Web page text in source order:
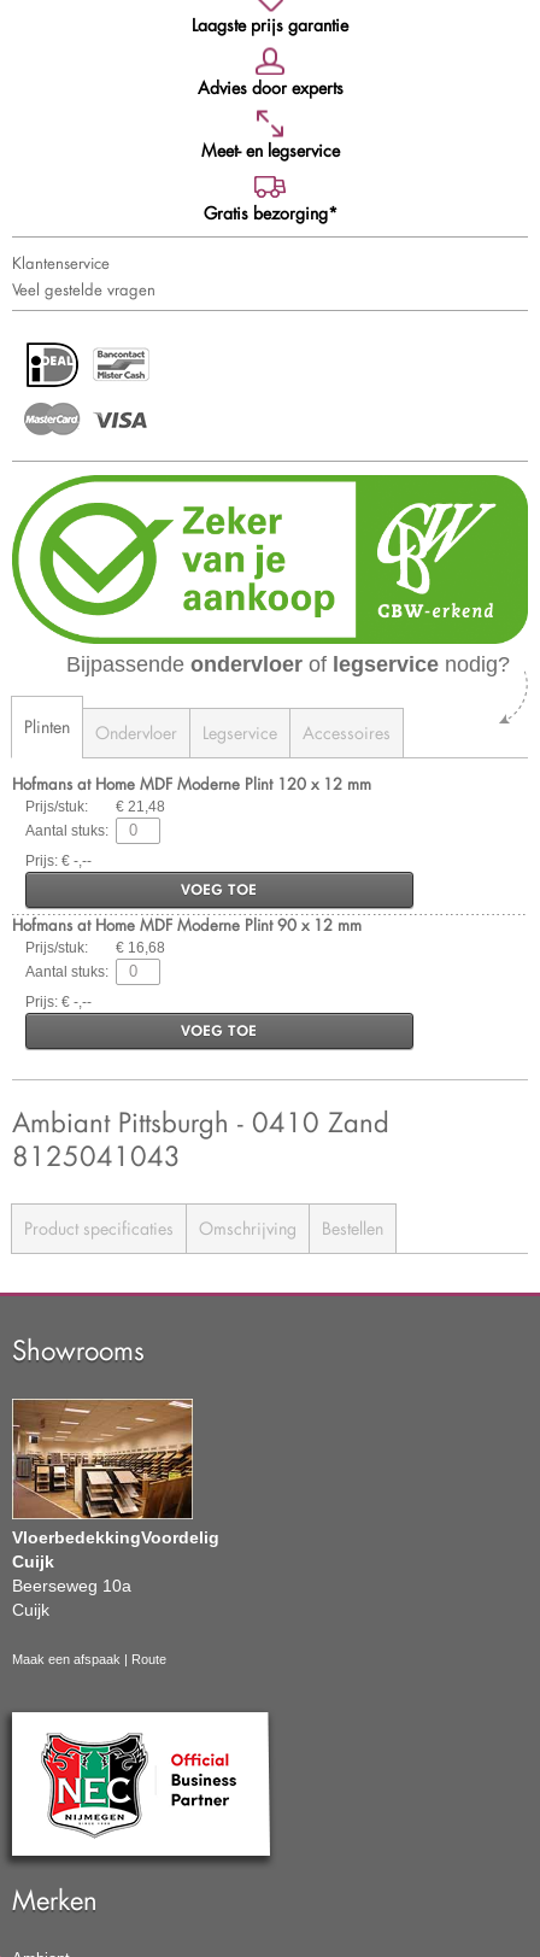
Laagste prijs garantie
Advies door experts
Meet- en legservice
Gratis bezorging*
Klantenservice
Veel gestelde vragen
Bijpassende ondervloer of legservice nodig?
Plinten Ondervloer Legservice Accessoires
Hofmans at Home MDF Moderne Plint 120 x 12 mm
Prijs/stuk:
€ 21,48
Aantal stuks:
Prijs: € -,--
VOEG TOE
Hofmans at Home MDF Moderne Plint 90 x 12 mm
Prijs/stuk:
€ 16,68
Aantal stuks:
Prijs: € -,--
VOEG TOE
Ambiant Pittsburgh - 0410 Zand
8125041043
Product specificaties Omschrijving Bestellen
Showrooms
VloerbedekkingVoordelig
Cuijk
Beerseweg 10a
Cuijk
Maak een afspaak | Route
Merken